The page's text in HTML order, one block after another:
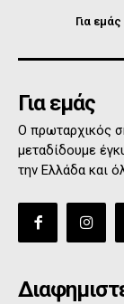
Για εμάς
Για εμάς
Ο πρωταρχικός
μεταδίδουμε
την Ελλάδα και